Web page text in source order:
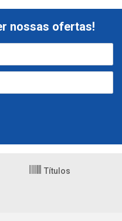
nossas ofertas!
Títulos